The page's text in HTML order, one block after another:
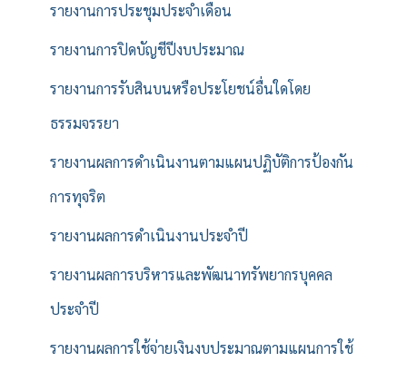
รายงานการประชุมประจำเดือน
รายงานการปิดบัญชีปีงบประมาณ
รายงานการรับสินบนหรือประโยชน์อื่นใดโดย
ธรรมจรรยา
รายงานผลการดำเนินงานตามแผนปฏิบัติการป้องกัน
การทุจริต
รายงานผลการดำเนินงานประจำปี
รายงานผลการบริหารและพัฒนาทรัพยากรบุคคล
ประจำปี
รายงานผลการใช้จ่ายเงินงบประมาณตามแผนการใช้